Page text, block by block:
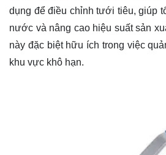
dụng để điều chỉnh tưới tiêu, giúp
nước và nâng cao hiệu suất sản
này đặc biệt hữu ích trong việc
khu vực khô hạn.